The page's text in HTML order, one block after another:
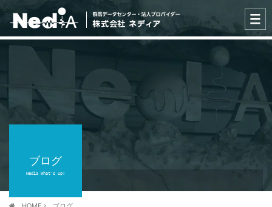
ブログ
Nedia What's up!